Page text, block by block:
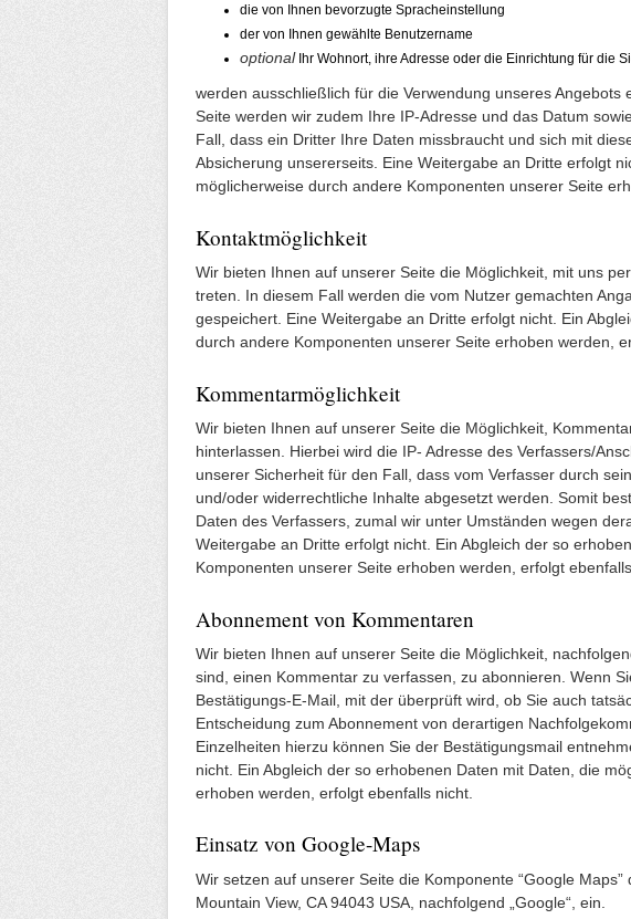
die von Ihnen bevorzugte Spracheinstellung
der von Ihnen gewählte Benutzername
optionalIhr Wohnort, ihre Adresse oder die Einrichtung für die
werden ausschließlich für die Verwendung unseres
Seite werden wir zudem Ihre IP-Adresse und das Datum
Fall, dass ein Dritter Ihre Daten missbraucht und sich mit
Absicherung unsererseits. Eine Weitergabe an Dritte erfolgt
möglicherweise durch andere Komponenten unserer Seite
Kontaktmöglichkeit
Wir bieten Ihnen auf unserer Seite die Möglichkeit, mit uns
treten. In diesem Fall werden die vom Nutzer gemachten
gespeichert. Eine Weitergabe an Dritte erfolgt nicht. Ein
durch andere Komponenten unserer Seite erhoben werden,
Kommentarmöglichkeit
Wir bieten Ihnen auf unserer Seite die Möglichkeit,
hinterlassen. Hierbei wird die IP- Adresse des Verfassers/
unserer Sicherheit für den Fall, dass vom Verfasser durch
und/oder widerrechtliche Inhalte abgesetzt werden. Somit
Daten des Verfassers, zumal wir unter Umständen wegen
Weitergabe an Dritte erfolgt nicht. Ein Abgleich der so
Komponenten unserer Seite erhoben werden, erfolgt
Abonnement von Kommentaren
Wir bieten Ihnen auf unserer Seite die Möglichkeit,
sind, einen Kommentar zu verfassen, zu abonnieren. Wenn
Bestätigungs-E-Mail, mit der überprüft wird, ob Sie auch
Entscheidung zum Abonnement von derartigen
Einzelheiten hierzu können Sie der Bestätigungsmail
nicht. Ein Abgleich der so erhobenen Daten mit Daten, die
erhoben werden, erfolgt ebenfalls nicht.
Einsatz von Google-Maps
Wir setzen auf unserer Seite die Komponente “Google
Mountain View, CA 94043 USA, nachfolgend „Google“, ein.